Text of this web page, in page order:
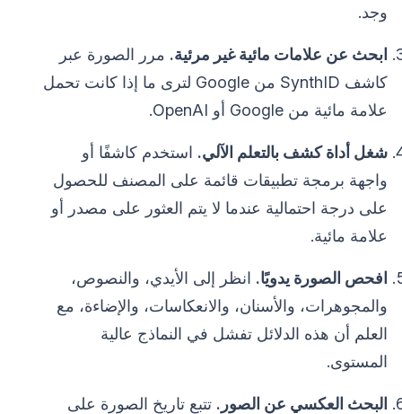
وجد.
ابحث عن علامات مائية غير مرئية. مرر الصورة عبر
كاشف SynthID من Google لترى ما إذا كانت تحمل
علامة مائية من Google أو OpenAI.
شغل أداة كشف بالتعلم الآلي. استخدم كاشفًا أو
واجهة برمجة تطبيقات قائمة على المصنف للحصول
على درجة احتمالية عندما لا يتم العثور على مصدر أو
علامة مائية.
افحص الصورة يدويًا. انظر إلى الأيدي، والنصوص،
والمجوهرات، والأسنان، والانعكاسات، والإضاءة، مع
العلم أن هذه الدلائل تفشل في النماذج عالية
المستوى.
البحث العكسي عن الصور. تتبع تاريخ الصورة على